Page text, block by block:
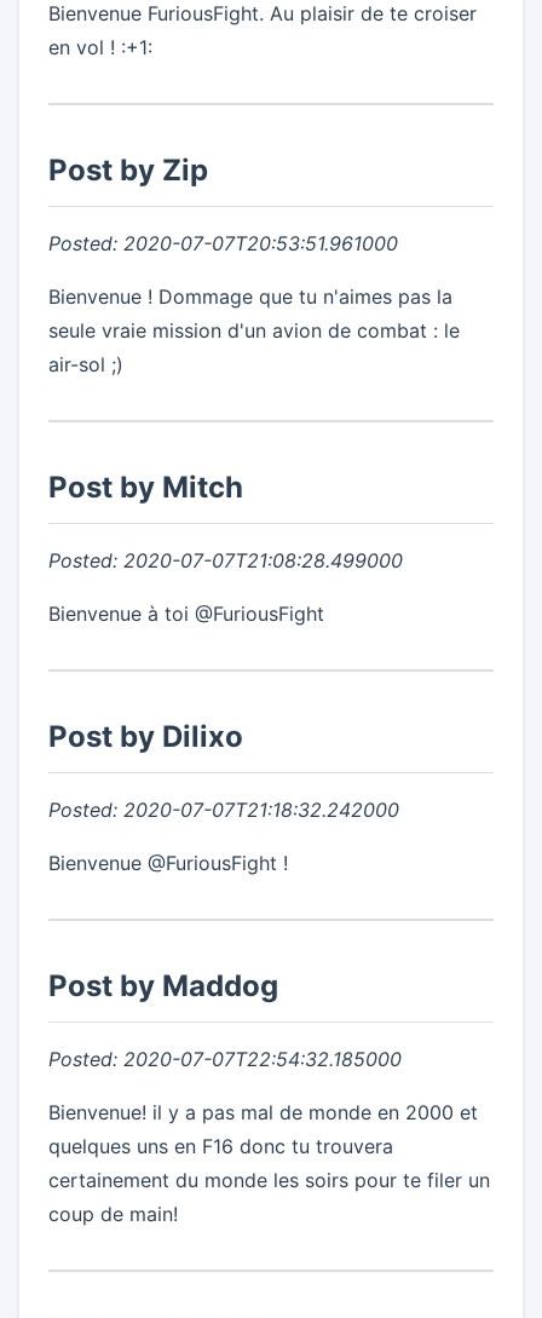
Bienvenue FuriousFight. Au plaisir de te croiser
en vol ! :+1:
Post by Zip
Posted: 2020-07-07T20:53:51.961000
Bienvenue ! Dommage que tu n'aimes pas la
seule vraie mission d'un avion de combat : le
air-sol ;)
Post by Mitch
Posted: 2020-07-07T21:08:28.499000
Bienvenue à toi @FuriousFight
Post by Dilixo
Posted: 2020-07-07T21:18:32.242000
Bienvenue @FuriousFight !
Post by Maddog
Posted: 2020-07-07T22:54:32.185000
Bienvenue! il y a pas mal de monde en 2000 et
quelques uns en F16 donc tu trouvera
certainement du monde les soirs pour te filer un
coup de main!